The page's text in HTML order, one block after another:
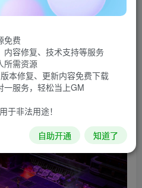
RPG游戏，由Studio FOW制
利用收集到的DNA制造出生
的四位女性主角全都十分性
还可以解锁妹子们的动画
免费
内容修复、技术支持等服务
所需资源
本修复、更新内容免费下载
一服务，轻松当上GM
于非法用途！
自助开通 知道了